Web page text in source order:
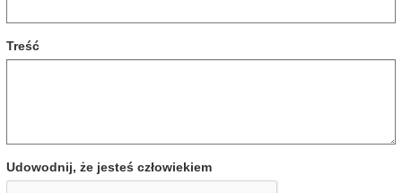
Treść
Udowodnij, że jesteś człowiekiem